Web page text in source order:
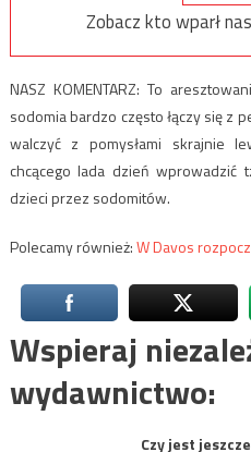
Zobacz kto wparł
NASZ KOMENTARZ: To
sodomia bardzo często łączy się z
walczyć z pomysłami skrajnie
chcącego lada dzień wprowadzić
dzieci przez sodomitów.
Polecamy również:W Davos
Wspieraj
wydawnictwo:
Czy jest